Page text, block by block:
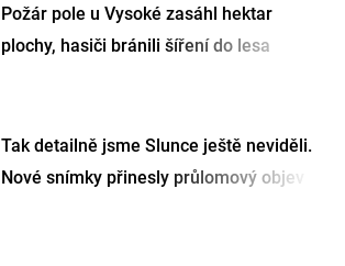
Požár pole u Vysoké zasáhl hektar
plochy, hasiči bránili šíření do lesa
Tak detailně jsme Slunce ještě neviděli.
Nové snímky přinesly průlomový objev